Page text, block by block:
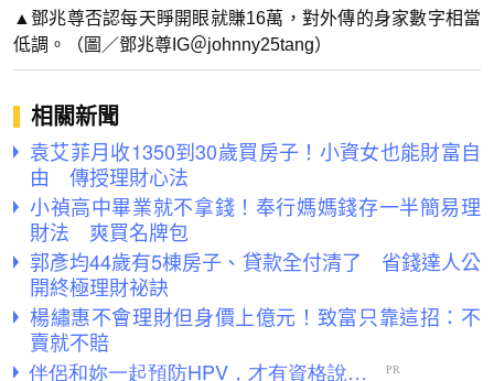
▲鄧兆尊否認每天睜開眼就賺16萬，對外傳的身家數字相當
低調。（圖／鄧兆尊IG＠johnny25tang）
相關新聞
袁艾菲月收1350到30歲買房子！小資女也能財富自
由 傳授理財心法
小禎高中畢業就不拿錢！奉行媽媽錢存一半簡易理
財法 爽買名牌包
郭彥均44歲有5棟房子、貸款全付清了 省錢達人公
開終極理財祕訣
楊繡惠不會理財但身價上億元！致富只靠這招：不
賣就不賠